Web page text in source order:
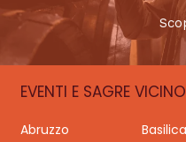
EVENTI E SAGRE
Abruzzo